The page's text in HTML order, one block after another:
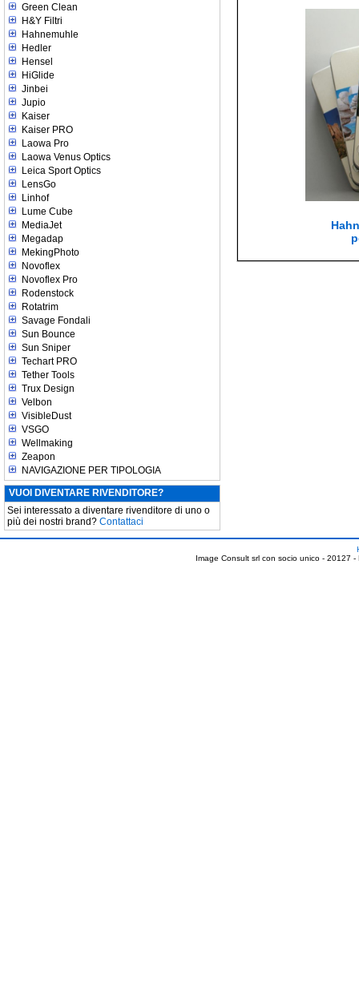
Green Clean
H&Y Filtri
Hahnemuhle
Hedler
Hensel
HiGlide
Jinbei
Jupio
Kaiser
Kaiser PRO
Laowa Pro
Laowa Venus Optics
Leica Sport Optics
LensGo
Linhof
Lume Cube
MediaJet
Megadap
MekingPhoto
Novoflex
Novoflex Pro
Rodenstock
Rotatrim
Savage Fondali
Sun Bounce
Sun Sniper
Techart PRO
Tether Tools
Trux Design
Velbon
VisibleDust
VSGO
Wellmaking
Zeapon
NAVIGAZIONE PER TIPOLOGIA
VUOI DIVENTARE RIVENDITORE?
Sei interessato a diventare rivenditore di uno o
più dei nostri brand? Contattaci
Image Consult srl con socio unico - 20127